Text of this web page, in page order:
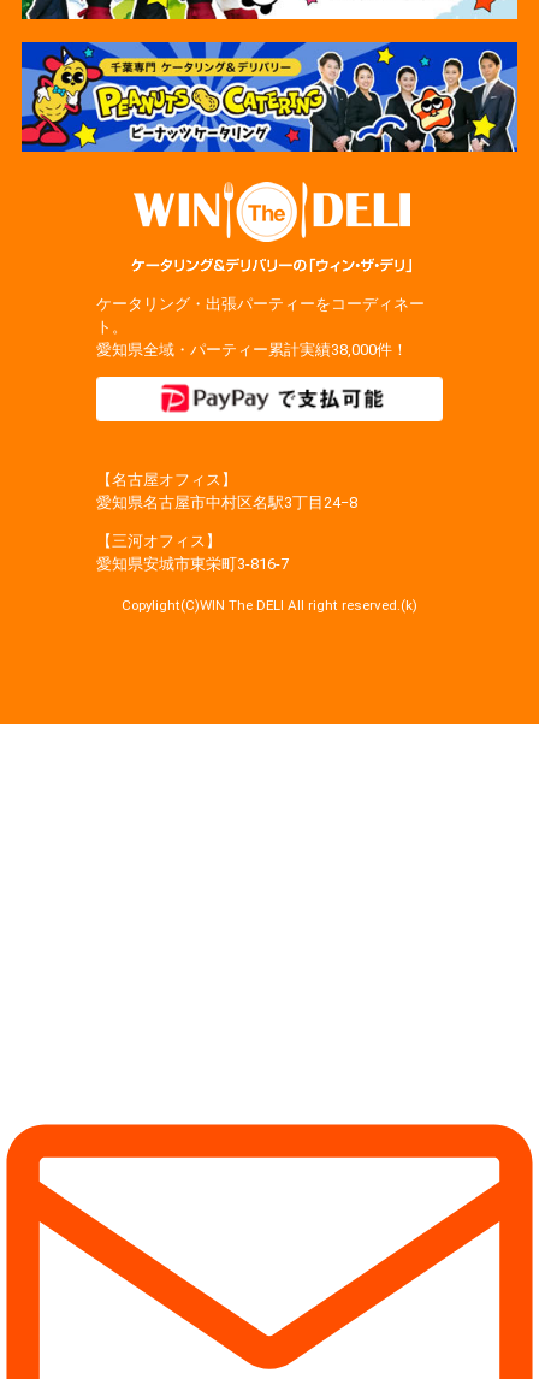
ケータリング・出張パーティーをコーディネー
ト。
愛知県全域・パーティー累計実績38,000件！
【名古屋オフィス】
愛知県名古屋市中村区名駅3丁目24−8
【三河オフィス】
愛知県安城市東栄町3‐816‐7
Copylight(C)WIN The DELI All right reserved.(k)